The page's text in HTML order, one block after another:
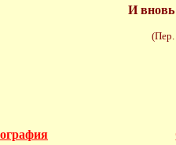
И вновь
(Пер. И.